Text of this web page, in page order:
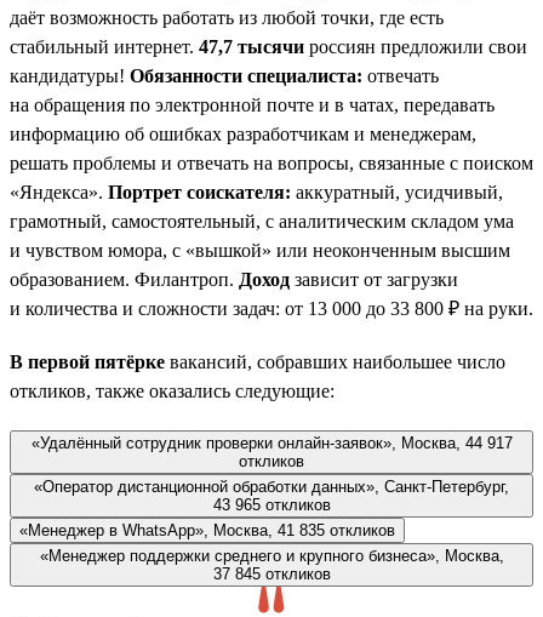
даёт возможность работать из любой точки, где есть
стабильный интернет. 47,7 тысячи россиян предложили свои
кандидатуры! Обязанности специалиста: отвечать
на обращения по электронной почте и в чатах, передавать
информацию об ошибках разработчикам и менеджерам,
решать проблемы и отвечать на вопросы, связанные с поиском
«Яндекса». Портрет соискателя: аккуратный, усидчивый,
грамотный, самостоятельный, с аналитическим складом ума
и чувством юмора, с «вышкой» или неоконченным высшим
образованием. Филантроп. Доход зависит от загрузки
и количества и сложности задач: от 13 000 до 33 800 ₽ на руки.
В первой пятёрке вакансий, собравших наибольшее число
откликов, также оказались следующие:
«Удалённый сотрудник проверки онлайн-заявок», Москва, 44 917
откликов
«Оператор дистанционной обработки данных», Санкт-Петербург,
43 965 откликов
«Менеджер в WhatsApp», Москва, 41 835 откликов
«Менеджер поддержки среднего и крупного бизнеса», Москва,
37 845 откликов